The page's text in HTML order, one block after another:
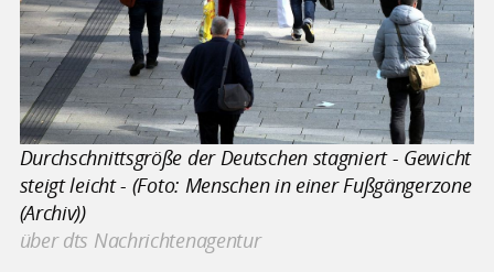
Durchschnittsgröße der Deutschen stagniert - Gewicht
steigt leicht - (Foto: Menschen in einer Fußgängerzone
(Archiv))
über dts Nachrichtenagentur